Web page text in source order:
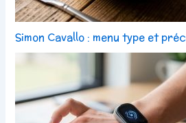
Simon Cavallo : menu type et